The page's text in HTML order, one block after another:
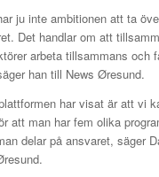
ju inte ambitionen att ta
Det handlar om att
arbeta tillsammans och
han till News Øresund.
har visat är att vi
att man har fem olika
delar på ansvaret, säger